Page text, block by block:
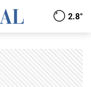
2.8°